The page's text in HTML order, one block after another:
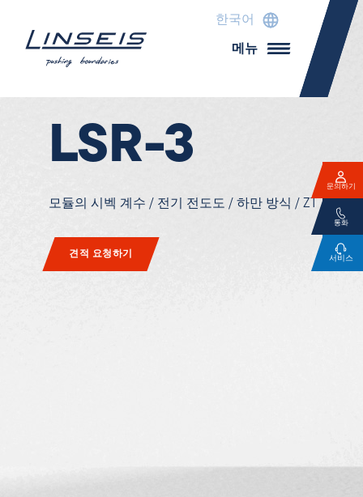
한국어
메뉴
LSR-3
모듈의 시벡 계수 / 전기 전도도 / 하만 방식 / ZT
견적 요청하기
문의하기
통화
서비스